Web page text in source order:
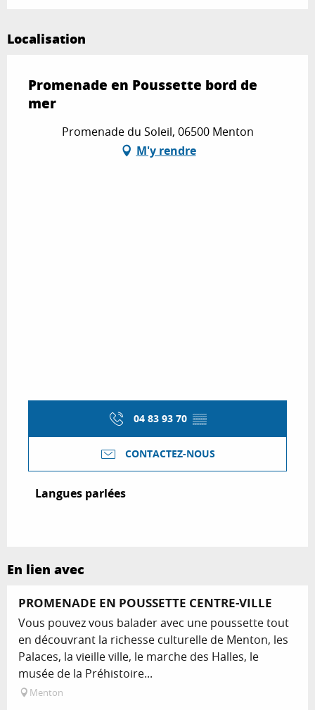
Localisation
Promenade en Poussette bord de
mer
Promenade du Soleil, 06500 Menton
M'y rendre
04 83 93 70 ▒▒
CONTACTEZ-NOUS
Langues parlées
Langues parlées
En lien avec
PROMENADE EN POUSSETTE CENTRE-VILLE
Vous pouvez vous balader avec une poussette tout
en découvrant la richesse culturelle de Menton, les
Palaces, la vieille ville, le marche des Halles, le
musée de la Préhistoire...
Menton